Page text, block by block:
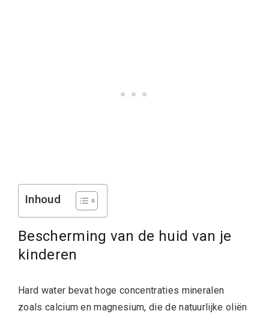
Inhoud
Bescherming van de huid van je
kinderen
Hard water bevat hoge concentraties mineralen
zoals calcium en magnesium, die de natuurlijke oliën